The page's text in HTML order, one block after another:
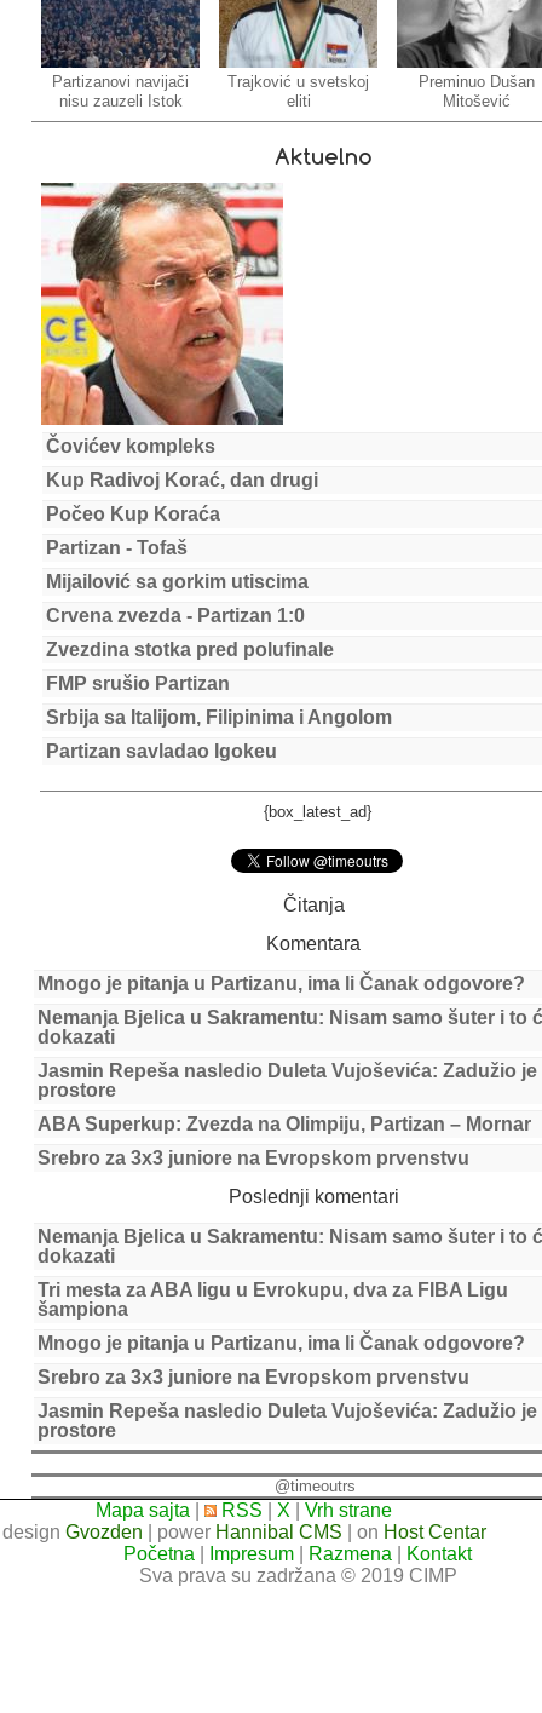
Partizanovi navijači
nisu zauzeli Istok
Trajković u svetskoj
eliti
Preminuo Dušan
Mitošević
Aktuelno
Čovićev kompleks
Kup Radivoj Korać, dan drugi
Počeo Kup Koraća
Partizan - Tofaš
Mijailović sa gorkim utiscima
Crvena zvezda - Partizan 1:0
Zvezdina stotka pred polufinale
FMP srušio Partizan
Srbija sa Italijom, Filipinima i Angolom
Partizan savladao Igokeu
{box_latest_ad}
Čitanja
Komentara
Mnogo je pitanja u Partizanu, ima li Čanak odgovore?
Nemanja Bjelica u Sakramentu: Nisam samo šuter i to
dokazati
Jasmin Repeša nasledio Duleta Vujoševića: Zadužio je
prostore
ABA Superkup: Zvezda na Olimpiju, Partizan – Mornar
Srebro za 3x3 juniore na Evropskom prvenstvu
Poslednji komentari
Nemanja Bjelica u Sakramentu: Nisam samo šuter i to
dokazati
Tri mesta za ABA ligu u Evrokupu, dva za FIBA Ligu
šampiona
Mnogo je pitanja u Partizanu, ima li Čanak odgovore?
Srebro za 3x3 juniore na Evropskom prvenstvu
Jasmin Repeša nasledio Duleta Vujoševića: Zadužio je
prostore
@timeoutrs
Mapa sajta | RSS X |Vrh strane
design Gvozden | power Hannibal CMS | on Host Centar
Početna
Impresum Razmena
Kontakt
Sva prava su zadržana © 2019 CIMP